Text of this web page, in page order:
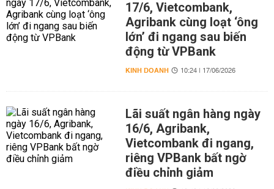
17/6, Vietcombank,
Agribank cùng loạt ‘ông
lớn’ đi ngang sau biến
động từ VPBank
KINH DOANH 10:24 | 17/06/2026
Lãi suất ngân hàng ngày
16/6, Agribank,
Vietcombank đi ngang,
riêng VPBank bất ngờ
điều chỉnh giảm